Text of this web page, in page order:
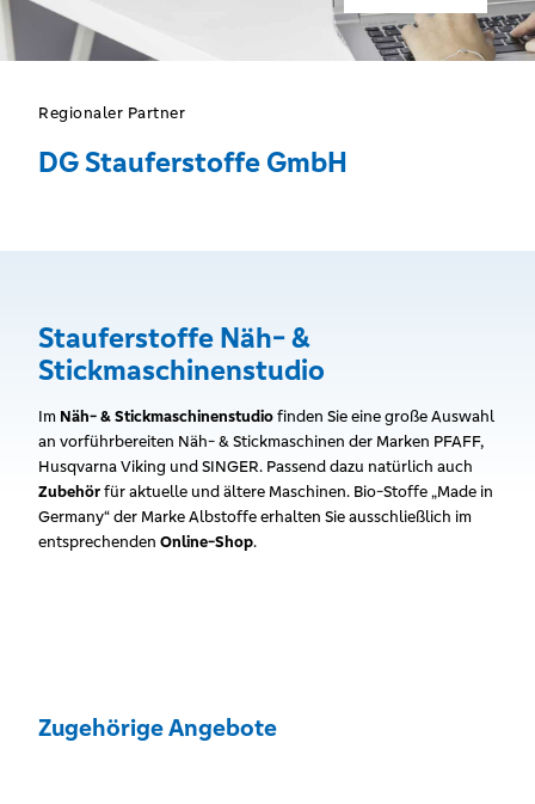
Regionaler Partner
DG Stauferstoffe GmbH
Stauferstoffe Näh- &
Stickmaschinenstudio
Im Näh- & Stickmaschinenstudiofinden Sie eine große Auswahl
an vorführbereiten Näh- & Stickmaschinen der Marken PFAFF,
Husqvarna Viking und SINGER. Passend dazu natürlich auch
Zubehörfür aktuelle und ältere Maschinen. Bio-Stoffe „Made in
Germany“ der Marke Albstoffe erhalten Sie ausschließlich im
entsprechenden Online-Shop.
Zugehörige Angebote